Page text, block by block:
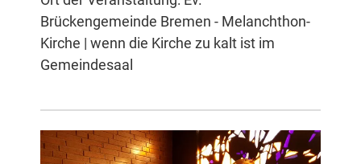
Brückengemeinde Bremen - Melanchthon-
Kirche | wenn die Kirche zu kalt ist im
Gemeindesaal